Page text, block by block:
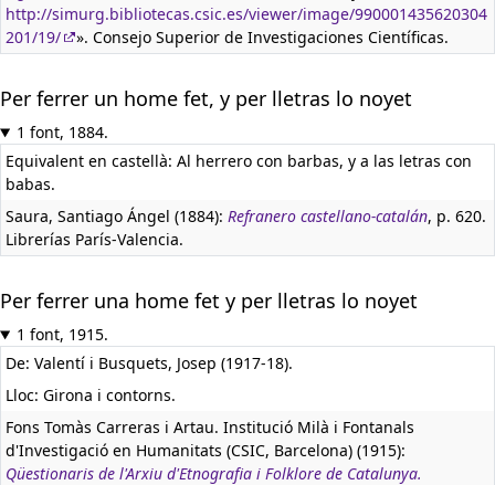
http://simurg.bibliotecas.csic.es/viewer/image/990001435620304
201/19/
». Consejo Superior de Investigaciones Científicas.
Per ferrer un home fet, y per lletras lo noyet
1 font, 1884.
Equivalent en castellà: Al herrero con barbas, y a las letras con
babas.
Saura, Santiago Ángel (1884): Refranero castellano-catalán, p. 620.
Librerías París-Valencia.
Per ferrer una home fet y per lletras lo noyet
1 font, 1915.
De: Valentí i Busquets, Josep (1917-18).
Lloc: Girona i contorns.
Fons Tomàs Carreras i Artau. Institució Milà i Fontanals
d'Investigació en Humanitats (CSIC, Barcelona) (1915):
Qüestionaris de l'Arxiu d'Etnografia i Folklore de Catalunya.